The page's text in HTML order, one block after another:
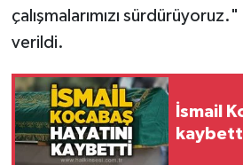
çalışmalarımızı
verildi.
İsmail
Sağlık
Spor
Ulusal